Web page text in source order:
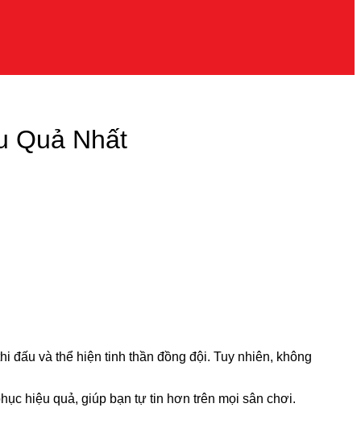
Quả Nhất
đấu và thể hiện tinh thần đồng đội. Tuy nhiên, không
hiệu quả, giúp bạn tự tin hơn trên mọi sân chơi.